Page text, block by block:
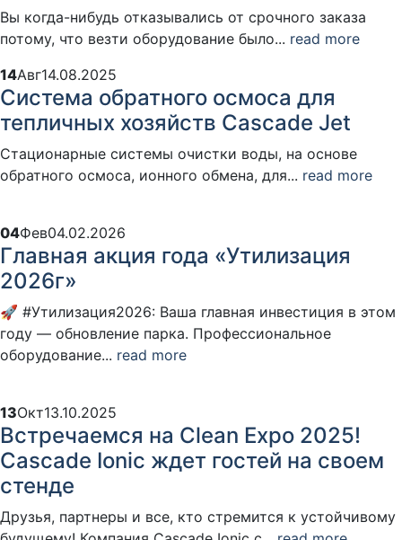
Вы когда-нибудь отказывались от срочного заказа
потому, что везти оборудование было... read more
14Авг14.08.2025
Система обратного осмоса для
тепличных хозяйств Cascade Jet
Стационарные системы очистки воды, на основе
обратного осмоса, ионного обмена, для... read more
04Фев04.02.2026
Главная акция года «Утилизация
2026г»
🚀 #Утилизация2026: Ваша главная инвестиция в этом
году — обновление парка. Профессиональное
оборудование... read more
13Окт13.10.2025
Встречаемся на Clean Expo 2025!
Cascade Ionic ждет гостей на своем
стенде
Друзья, партнеры и все, кто стремится к устойчивому